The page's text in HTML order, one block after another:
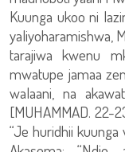
Kuunga ukoo ni
yaliyoharamishwa,
tarajiwa kwenu
mwatupe jamaa
walaani, na
[MUHAMMAD. 22-
“Je huridhii